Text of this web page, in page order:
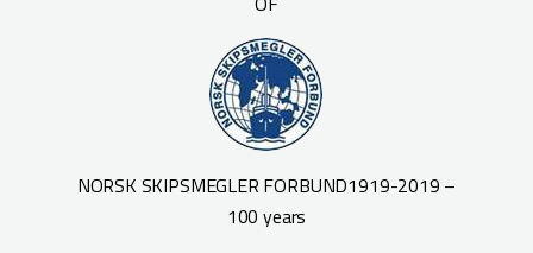
NORSK SKIPSMEGLER FORBUND1919-2019 –
100 years